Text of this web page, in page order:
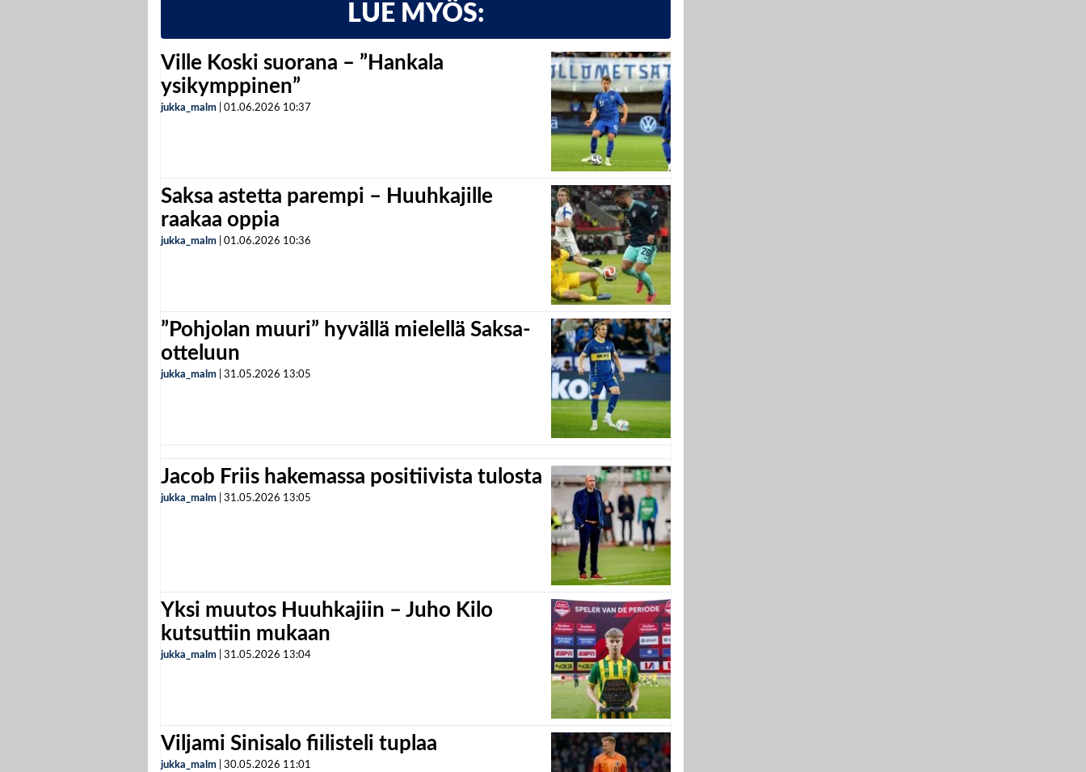
LUE MYÖS:
Ville Koski suorana – ”Hankala
ysikymppinen”
jukka_malm 01.06.2026 10:37
Saksa astetta parempi – Huuhkajille
raakaa oppia
jukka_malm 01.06.2026 10:36
”Pohjolan muuri” hyvällä mielellä Saksa-
otteluun
jukka_malm 31.05.2026 13:05
Jacob Friis hakemassa positiivista tulosta
jukka_malm 31.05.2026 13:05
Yksi muutos Huuhkajiin – Juho Kilo
kutsuttiin mukaan
jukka_malm 31.05.2026 13:04
Viljami Sinisalo fiilisteli tuplaa
jukka_malm 30.05.2026 11:01